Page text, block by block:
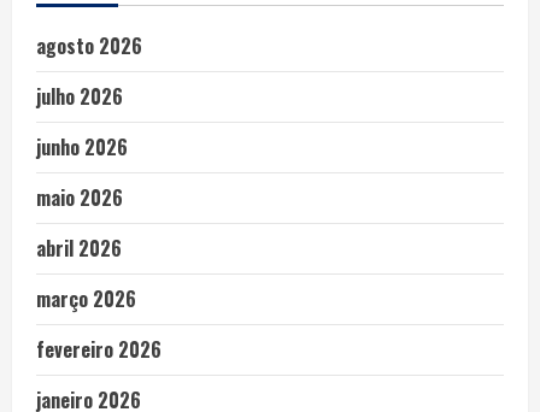
agosto 2026
julho 2026
junho 2026
maio 2026
abril 2026
março 2026
fevereiro 2026
janeiro 2026